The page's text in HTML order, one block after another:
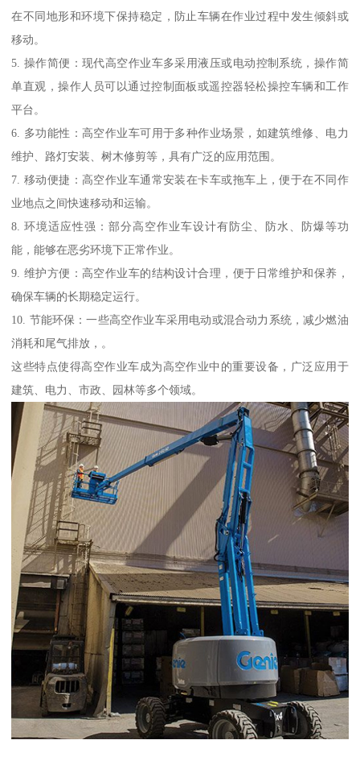
在不同地形和环境下保持稳定，防止车辆在作业过程中发生倾斜或
移动。
5. 操作简便：现代高空作业车多采用液压或电动控制系统，操作简
单直观，操作人员可以通过控制面板或遥控器轻松操控车辆和工作
平台。
6. 多功能性：高空作业车可用于多种作业场景，如建筑维修、电力
维护、路灯安装、树木修剪等，具有广泛的应用范围。
7. 移动便捷：高空作业车通常安装在卡车或拖车上，便于在不同作
业地点之间快速移动和运输。
8. 环境适应性强：部分高空作业车设计有防尘、防水、防爆等功
能，能够在恶劣环境下正常作业。
9. 维护方便：高空作业车的结构设计合理，便于日常维护和保养，
确保车辆的长期稳定运行。
10. 节能环保：一些高空作业车采用电动或混合动力系统，减少燃油
消耗和尾气排放，。
这些特点使得高空作业车成为高空作业中的重要设备，广泛应用于
建筑、电力、市政、园林等多个领域。